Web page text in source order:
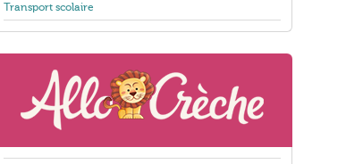
Transport scolaire